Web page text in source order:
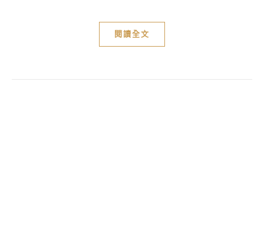
閱讀全文